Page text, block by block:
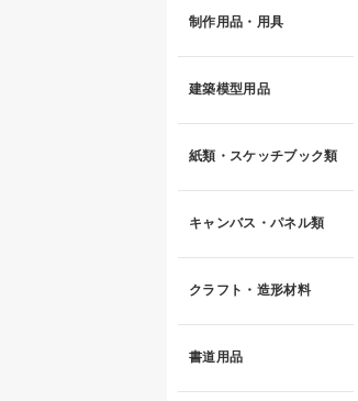
制作用品・用具
建築模型用品
紙類・スケッチブック類
キャンバス・パネル類
クラフト・造形材料
書道用品